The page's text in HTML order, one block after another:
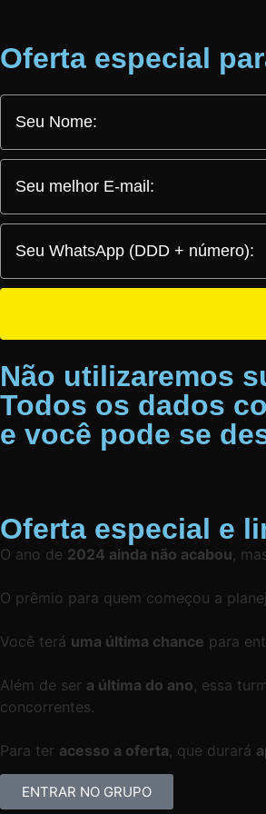
Oferta especial
Não utilizaremos
Todos os dados
e você pode se
Oferta especial e
O ano de 2024 ainda não acabou,
O prêmio para quem começou a
Você terá uma última chance para
Além de ser a última do ano, essa
concorrentes.
Para ter acesso a oferta, que durará
ENTRAR NO GRUPO